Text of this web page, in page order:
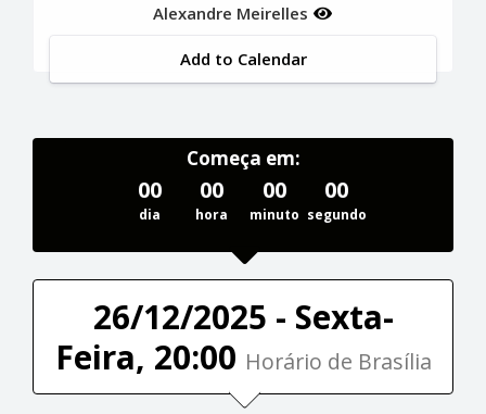
Alexandre Meirelles
Add to Calendar
Começa em:
00
dia
00
hora
00
minuto
00
segundo
26/12/2025 - Sexta-
Feira, 20:00 Horário de Brasília